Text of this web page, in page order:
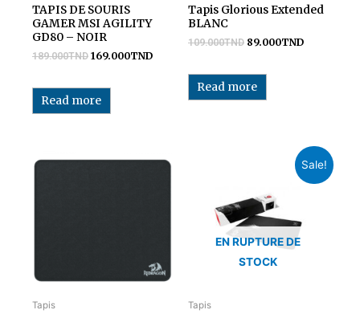
TAPIS DE SOURIS
GAMER MSI AGILITY
GD80 – NOIR
189.000TND 169.000TND
Read more
Tapis Glorious Extended
BLANC
109.000TND 89.000TND
Read more
Tapis
Sale!
EN RUPTURE DE
STOCK
Tapis